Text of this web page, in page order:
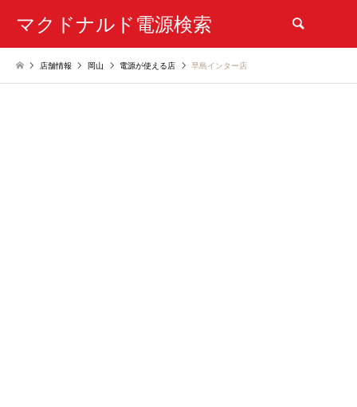
マクドナルド電源検索
店舗情報 岡山 電源が使える店 早島インター店